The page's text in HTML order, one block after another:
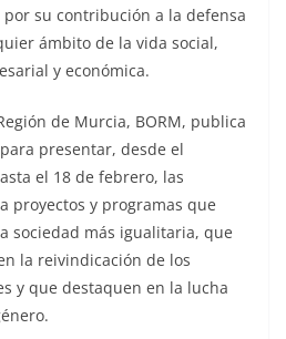
su contribución a la defensa
ámbito de la vida social,
y económica.
de Murcia, BORM, publica
presentar, desde el
el 18 de febrero, las
proyectos y programas que
sociedad más igualitaria, que
la reivindicación de los
y que destaquen en la lucha